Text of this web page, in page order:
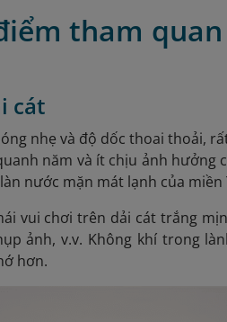
tham
cát
nhẹ và độ dốc thoai thoải,
năm và ít chịu ảnh hưởng
nước mặn mát lạnh của miền
vui chơi trên dải cát trắng
ảnh, v.v. Không khí trong
hơn.